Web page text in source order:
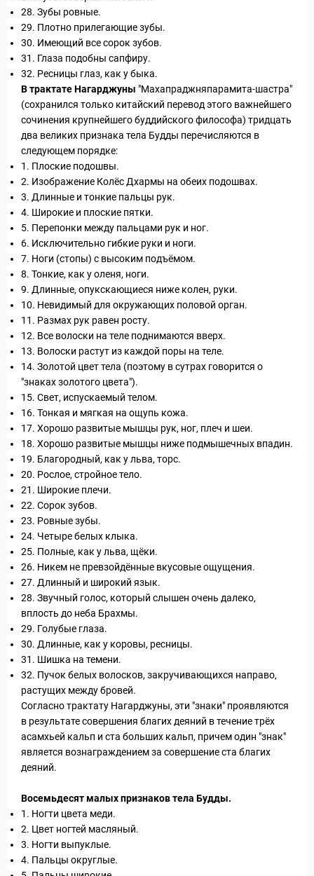
Туры
28. Зубы ровные.
29. Плотно прилегающие зубы.
30. Имеющий все сорок зубов.
31. Глаза подобны сапфиру.
32. Ресницы глаз, как у быка.
В трактате Нагарджуны "Махапраджняпарами­та-шастра"
(сохранился только китайский перевод этого важнейшего
сочинения крупнейшего буддийского философа) тридцать
два великих признака тела Будды перечисляются в
следующем порядке:
1. Плоские подошвы.
2. Изоб­ражение Колёс Дхармы на обеих подошвах.
3. Длинные и тонкие пальцы рук.
4. Широкие и плоские пятки.
5. Перепонки между пальцами рук и ног.
6. Исключительно гибкие руки и ноги.
7. Ноги (стопы) с высоким подъёмом.
8. Тонкие, как у оленя, ноги.
9. Длинные, опукскающиеся ниже колен, руки.
10. Невидимый для окру­жающих половой орган.
11. Размах рук равен росту.
12. Все во­лоски на теле поднимаются вверх.
13. Волоски растут из каж­дой поры на теле.
14. Золотой цвет тела (поэтому в сутрах гово­рится о
"знаках золотого цвета").
15. Свет, испускаемый телом.
16. Тонкая и мягкая на ощупь кожа.
17. Хорошо развитые мышцы рук, ног, плеч и шеи.
18. Хорошо развитые мышцы ниже подмышеч­ных впадин.
19. Благородный, как у льва, торс.
20. Рослое, стройное тело.
21. Широкие плечи.
22. Сорок зубов.
23. Ровные зубы.
24. Четыре белых клыка.
25. Полные, как у льва, щёки.
26. Никем не превзойдённые вкусовые ощущения.
27. Длинный и ши­рокий язык.
28. Звучный голос, который слышен очень далеко,
вплость до неба Брахмы.
29. Голубые глаза.
30. Длинные, как у коровы, ресницы.
31. Шишка на темени.
32. Пучок белых волосков, закручивающихся направо,
растущих между бровей.
Согласно тракта­ту Нагарджуны, эти "знаки" проявляются
в результате совершения благих деяний в течение трёх
асамхьей кальп и ста больших кальп, причем один "знак"
является вознаграждением за совершение ста благих
деяний.
Восемьдесят малых признаков тела Будды.
1. Ногти цвета меди.
2. Цвет ногтей масляный.
3. Ногти выпуклые.
4. Пальцы округлые.